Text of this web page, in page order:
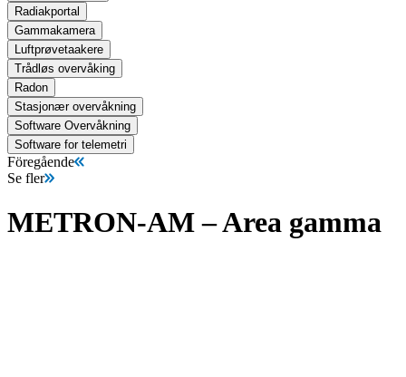
Radiakportal
Gammakamera
Luftprøvetaakere
Trådløs overvåking
Radon
Stasjonær overvåkning
Software Overvåkning
Software for telemetri
Föregående
Se fler
METRON-AM – Area gamma